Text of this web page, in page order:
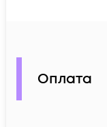
Оплата